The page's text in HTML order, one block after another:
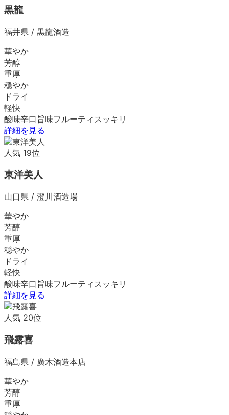
黒龍
福井県 / 黒龍酒造
華やか
芳醇
重厚
穏やか
ドライ
軽快
酸味辛口 旨味フルーティ スッキリ
詳細を見る
人気 19位
東洋美人
山口県 / 澄川酒造場
華やか
芳醇
重厚
穏やか
ドライ
軽快
酸味辛口 旨味フルーティ スッキリ
詳細を見る
人気 20位
飛露喜
福島県 / 廣木酒造本店
華やか
芳醇
重厚